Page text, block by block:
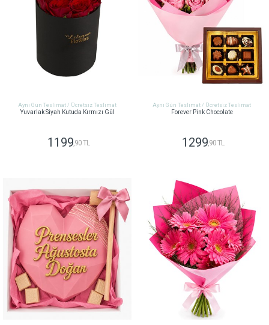
Aynı Gün Teslimat / Ücretsiz Teslimat
Yuvarlak Siyah Kutuda Kırmızı Gül
1199,90 TL
Aynı Gün Teslimat / Ücretsiz Teslimat
Forever Pink Chocolate
1299,90 TL